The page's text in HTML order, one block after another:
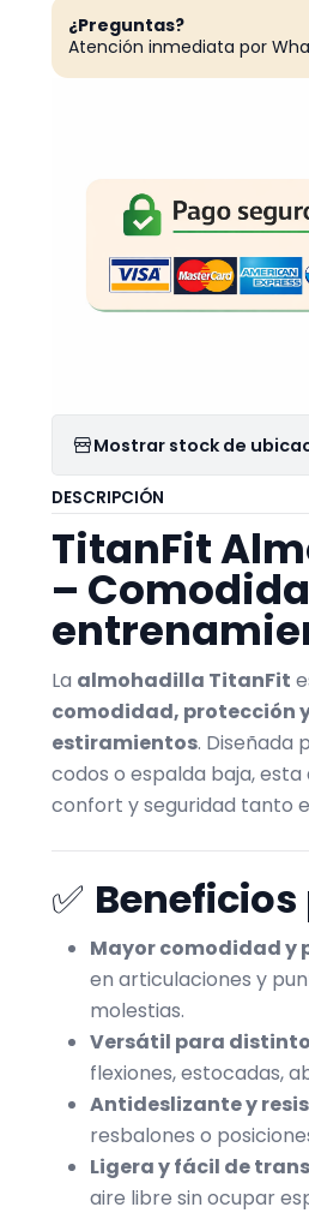
¿Preguntas?
Atención inmediata por
Mostrar stock de
DESCRIPCIÓN
TitanFit
–
La almohadilla TitanFit
comodidad, protección
estiramientos. Diseñada
codos o espalda baja,
confort y seguridad tanto
✅
Mayor comodidad y
en articulaciones y
molestias.
Versátil para
flexiones, estocadas,
Antideslizante y
resbalones o
Ligera y fácil de
aire libre sin ocupar